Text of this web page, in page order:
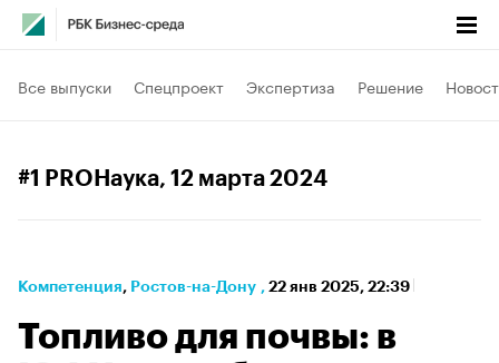
Все выпуски Спецпроект Экспертиза Решение
#1 PROНаука, 12 марта 2024
Компетенция⁠, Ростов-на-Дону , 22 янв 2025, 22:39
Топливо для почвы: в